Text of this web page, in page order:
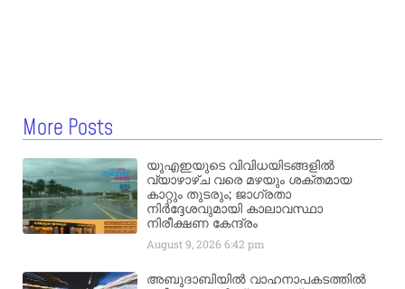
More Posts
യുഎഇയുടെ വിവിധയിടങ്ങളിൽ
വ്യാഴാഴ്ച വരെ മഴയും ശക്തമായ
കാറ്റും തുടരും; ജാഗ്രതാ
നിർദ്ദേശവുമായി കാലാവസ്ഥാ
നിരീക്ഷണ കേന്ദ്രം
August 9, 20266:42 pm
അബുദാബിയിൽ വാഹനാപകടത്തിൽ